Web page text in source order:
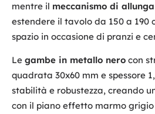
mentre il meccanismo di allunga
estendere il tavolo da 150 a 190
spazio in occasione di pranzi e
Le gambe in metallo nero con
quadrata 30x60 mm e spessore
stabilità e robustezza, creando
con il piano effetto marmo grigio